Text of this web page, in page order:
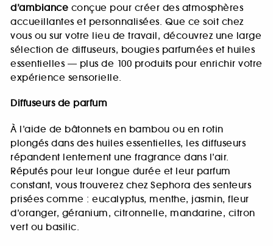
d’ambiance conçue pour créer des atmosphères
accueillantes et personnalisées. Que ce soit chez
vous ou sur votre lieu de travail, découvrez une large
sélection de diffuseurs, bougies parfumées et huiles
essentielles — plus de 100 produits pour enrichir votre
expérience sensorielle.
Diffuseurs de parfum
À l’aide de bâtonnets en bambou ou en rotin
plongés dans des huiles essentielles, les diffuseurs
répandent lentement une fragrance dans l’air.
Réputés pour leur longue durée et leur parfum
constant, vous trouverez chez Sephora des senteurs
prisées comme : eucalyptus, menthe, jasmin, fleur
d’oranger, géranium, citronnelle, mandarine, citron
vert ou basilic.